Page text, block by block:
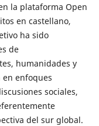
la plataforma Open
en castellano,
ha sido
de
humanidades y
en enfoques
sociales,
del sur global.